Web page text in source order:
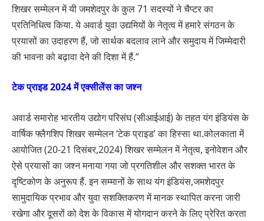
शिखर सम्मेलन में यी जमशेदपुर के कुल 71 सदस्यों ने चैप्टर का
प्रतिनिधित्व किया. ये अवार्ड युवा उद्यमियों के नेतृत्व में हमारे संगठन के
प्रयासों का उदाहरण हैं, जो सार्थक बदलाव लाने और समुदाय में जिम्मेदारी
की भावना को बढ़ावा देने की दिशा में हैं.”
टेक प्राइड 2024 में एक्सीलेंस का जश्न
अवार्ड समारोह भारतीय उद्योग परिसंघ (सीआईआई) के तहत यंग इंडियंस के
वार्षिक फ्लैगशिप शिखर सम्मेलन ‘टेक प्राइड’ का हिस्सा था.कोलकाता में
आयोजित (20-21 दिसंबर,2024) शिखर सम्मेलन में नेतृत्व, इनोवेशन और
ऐसे प्रयासों का जश्न मनाया गया जो प्रगतिशील और सशक्त भारत के
दृष्टिकोण के अनुरूप हैं. इन सम्मानों के साथ यंग इंडियंस,जमशेदपुर
सामुदायिक प्रभाव और युवा सशक्तिकरण में मानक स्थापित करना जारी
रखेगा और दूसरों को देश के विकास में योगदान करने के लिए प्रेरित करता